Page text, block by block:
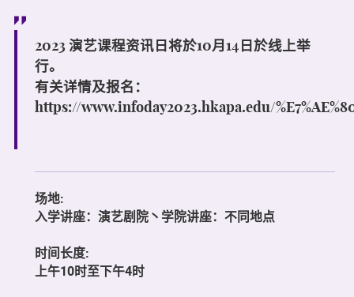
2023 演艺课程资讯日将於10月14日於线上举
行。
有关详情及报名：
https://www.infoday2023.hkapa.edu/
场地:
入学讲座：演艺剧院丶学院讲座：不同地点
时间长度:
上午10时至下午4时